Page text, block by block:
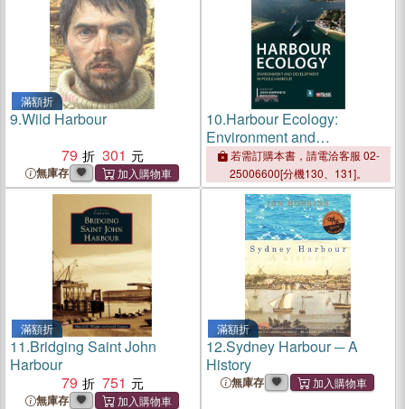
滿額折
9.Wild Harbour
79
301
無庫存
10.Harbour Ecology:
Environment and
Development in Poole
Harbour
若需訂購本書，請電洽客服 02-
25006600[分機130、131]。
滿額折
11.Bridging Saint John
Harbour
79
751
無庫存
滿額折
12.Sydney Harbour ─ A
History
無庫存